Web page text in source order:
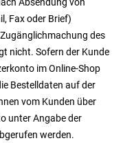
Fax oder Brief)
des
nicht. Sofern der Kunde
im Online-Shop
Bestelldaten auf der
vom Kunden über
unter Angabe der
werden.